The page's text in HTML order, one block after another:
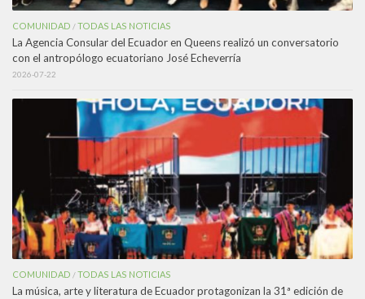
COMUNIDAD /TODAS LAS NOTICIAS
La Agencia Consular del Ecuador en Queens realizó un conversatorio
con el antropólogo ecuatoriano José Echeverría
2026-07-22
COMUNIDAD /TODAS LAS NOTICIAS
La música, arte y literatura de Ecuador protagonizan la 31ª edición de